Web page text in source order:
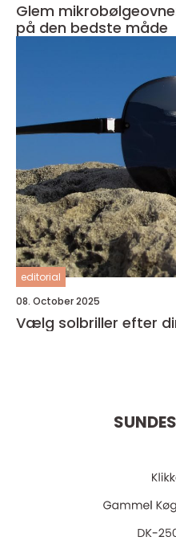
Glem
på den bedste måde
editorial
08. October 2025
Vælg solbriller efter